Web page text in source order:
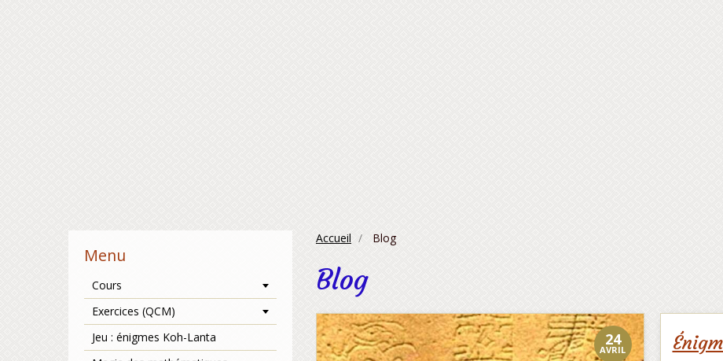
Accueil Blog
Blog
24
AVRIL
Menu
Cours
Exercices (QCM)
Jeu : énigmes Koh-Lanta